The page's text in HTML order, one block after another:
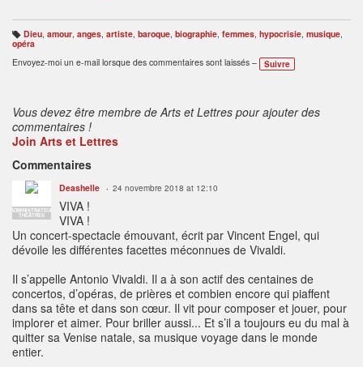
B
ali
s
e
Dieu, amour, anges, artiste, baroque, biographie, femmes, hypocrisie, musique,
opéra
Envoyez-moi un e-mail lorsque des commentaires sont laissés –
Suivre
Vous devez être membre de Arts et Lettres pour ajouter des
commentaires !
Join Arts et Lettres
Commentaires
ADMINISTRATEUR
THÉÂTRES
Deashelle 24 novembre 2018 at 12:10
VIVA !
VIVA !
Un concert-spectacle émouvant, écrit par Vincent Engel, qui
dévoile les différentes facettes méconnues de Vivaldi.
Il s’appelle Antonio Vivaldi. Il a à son actif des centaines de
concertos, d’opéras, de prières et combien encore qui piaffent
dans sa tête et dans son cœur. Il vit pour composer et jouer, pour
implorer et aimer. Pour briller aussi... Et s’il a toujours eu du mal à
quitter sa Venise natale, sa musique voyage dans le monde
entier.